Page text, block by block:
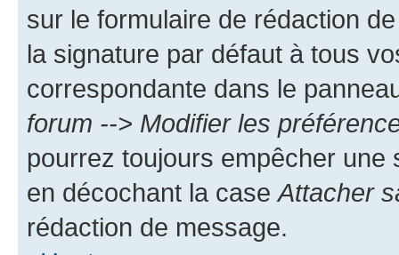
sur le formulaire de rédaction
la signature par défaut à tous
correspondante dans le
forum --> Modifier les
pourrez toujours empêcher une
en décochant la case Attacher
rédaction de message.